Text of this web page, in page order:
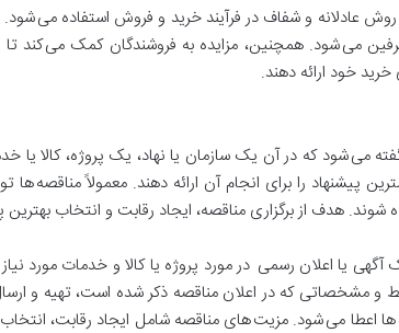
عادلانه و شفاف در فرآیند خرید و فروش استفاده می
می شود. همچنین، مزایده به فروشندگان کمک می کند
خود ارائه دهند.
می شود که در آن یک سازمان یا نهاد، یک پروژه، کالا
پیشنهاد را برای انجام آن ارائه دهند. معمولاً
هدف از برگزاری مناقصه، ایجاد رقابت و انتخاب بهترین
آگهی یا اعلان رسمی در مورد پروژه یا کالا و خدمات
و مشخصاتی که در اعلان مناقصه ذکر شده است، تهیه و
ها اعطا می شود. مزیت های مناقصه شامل ایجاد رقابت،